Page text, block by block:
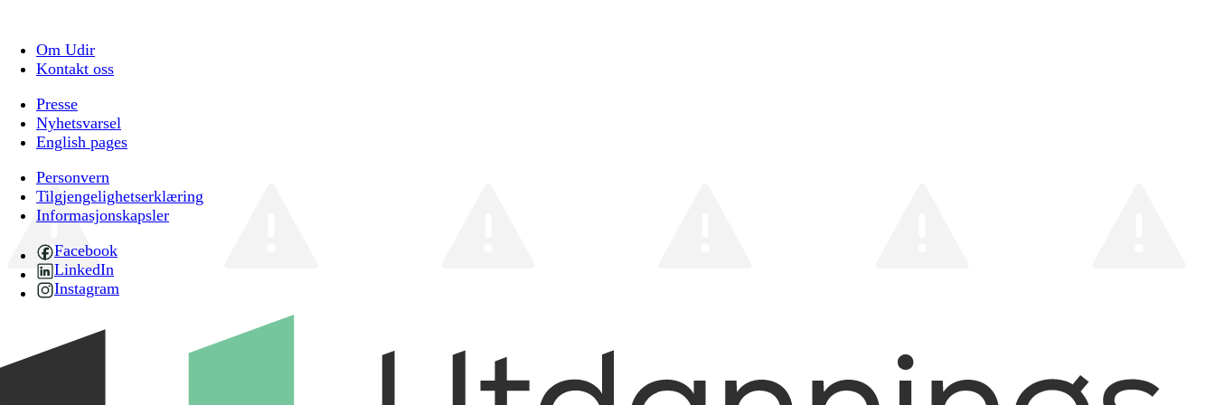
Om Udir
Kontakt oss
Presse
Nyhetsvarsel
English pages
Personvern
Tilgjengelighetserklæring
Informasjonskapsler
Facebook
LinkedIn
Instagram